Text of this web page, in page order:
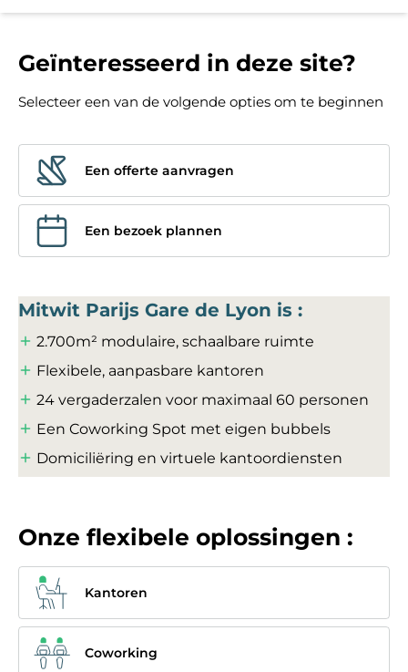
Geïnteresseerd in deze site?
Selecteer een van de volgende opties om te beginnen
Een offerte aanvragen
Een bezoek plannen
Mitwit Parijs Gare de Lyon is :
2.700m² modulaire, schaalbare ruimte
Flexibele, aanpasbare kantoren
24 vergaderzalen voor maximaal 60 personen
Een Coworking Spot met eigen bubbels
Domiciliëring en virtuele kantoordiensten
Onze flexibele oplossingen :
Kantoren
Coworking